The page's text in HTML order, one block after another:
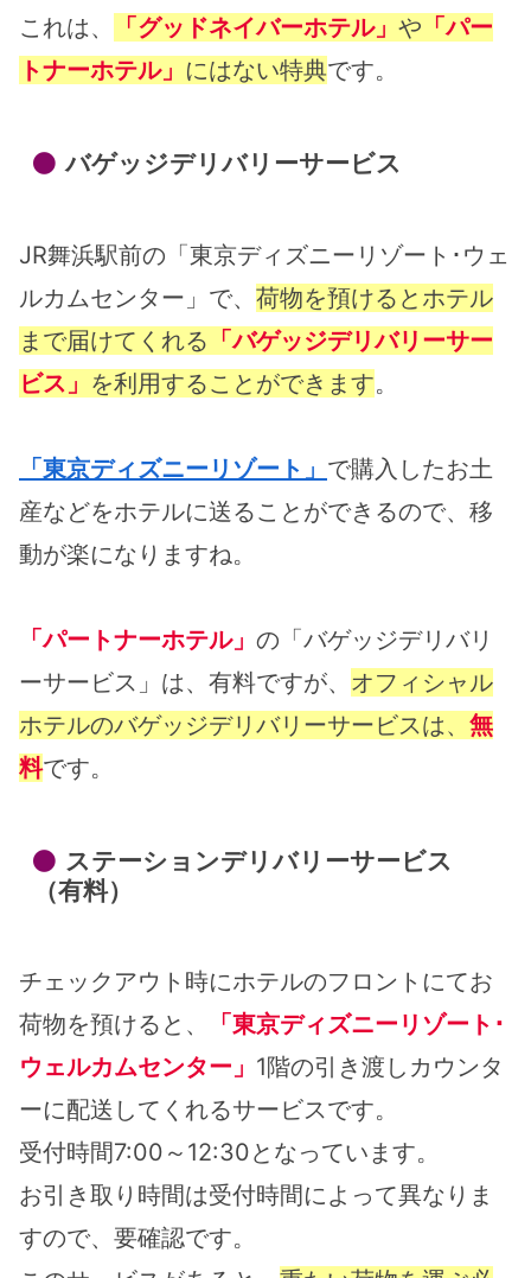
これは、
「グッドネイバーホテル」 や 「パー
トナーホテル」 にはない特典です。
バゲッジデリバリーサービス
JR舞浜駅前の「東京ディズニーリゾート･ウェ
ルカムセンター 」で、 荷物を預けるとホテル
まで届けてくれる 「バゲッジデリバリーサー
ビス」 を利用することができます。
「東京ディズニーリゾート」 で購入したお土
産などをホテルに送ることができるので、移
動が楽になりますね。
「パートナーホテル」 の「バゲッジデリバリ
ーサービス」は、有料ですが、 オフィシャル
ホテルのバゲッジデリバリーサービスは、 無
料です。
ステーションデリバリーサービス
（有料）
チェックアウト時にホテルのフロントにてお
荷物を預けると、
「東京ディズニーリゾート･
ウェルカムセンター 」 1階の引き渡しカウンタ
ーに配送してくれるサービスです。
受付時間7:00～12:30となっています。
お引き取り時間は受付時間によって異なりま
すので、要確認です。